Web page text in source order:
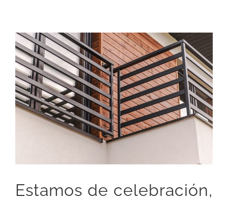
View
Larger
Image
Estamos de celebración,